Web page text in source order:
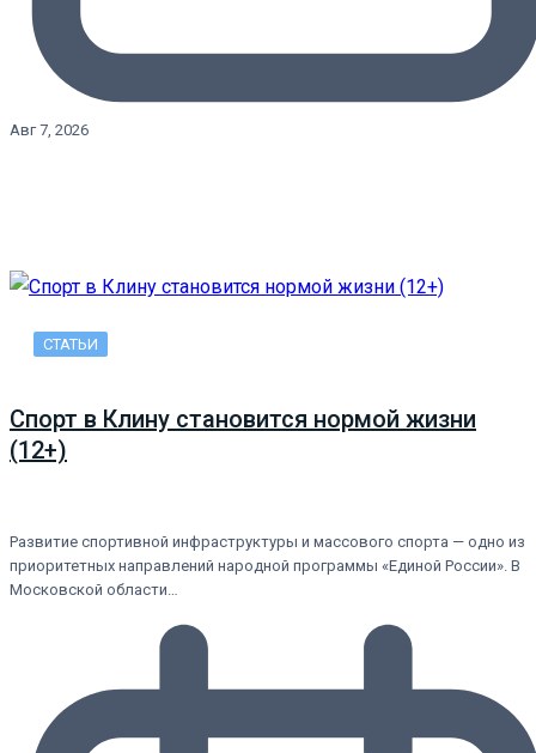
Авг 7, 2026
СТАТЬИ
Спорт в Клину становится нормой жизни
(12+)
Развитие спортивной инфраструктуры и массового спорта — одно из
приоритетных направлений народной программы «Единой России». В
Московской области…